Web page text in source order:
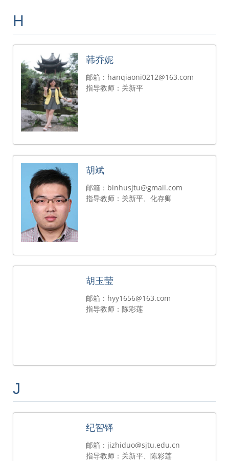
H
韩乔妮
邮箱：hanqiaoni0212@163.com
指导教师：关新平
胡斌
邮箱：binhusjtu@gmail.com
指导教师：关新平、化存卿
胡玉莹
邮箱：hyy1656@163.com
指导教师：陈彩莲
J
纪智铎
邮箱：jizhiduo@sjtu.edu.cn
指导教师：关新平、陈彩莲